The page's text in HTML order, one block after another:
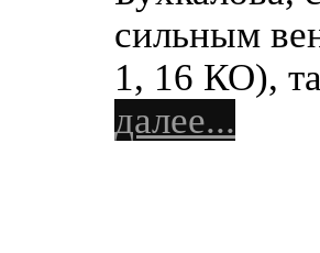
сильным
1, 16 КО),
далее...